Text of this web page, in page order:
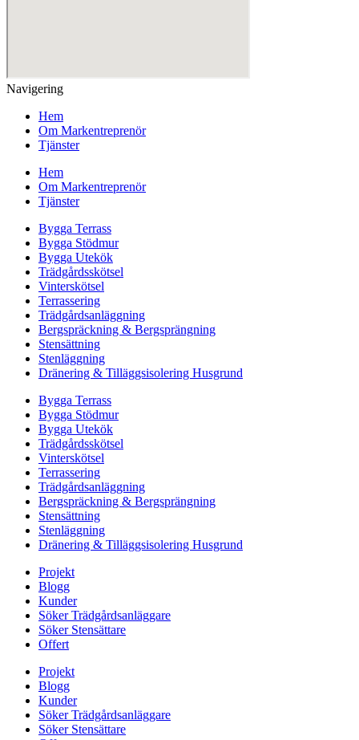
Navigering
Hem
Om Markentreprenör
Tjänster
Hem
Om Markentreprenör
Tjänster
Bygga Terrass
Bygga Stödmur
Bygga Utekök
Trädgårdsskötsel
Vinterskötsel
Terrassering
Trädgårdsanläggning
Bergspräckning & Bergsprängning
Stensättning
Stenläggning
Dränering & Tilläggsisolering Husgrund
Bygga Terrass
Bygga Stödmur
Bygga Utekök
Trädgårdsskötsel
Vinterskötsel
Terrassering
Trädgårdsanläggning
Bergspräckning & Bergsprängning
Stensättning
Stenläggning
Dränering & Tilläggsisolering Husgrund
Projekt
Blogg
Kunder
Söker Trädgårdsanläggare
Söker Stensättare
Offert
Projekt
Blogg
Kunder
Söker Trädgårdsanläggare
Söker Stensättare